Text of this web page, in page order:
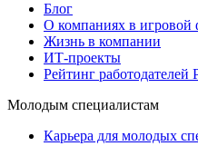
Блог
О компаниях в игровой
Жизнь в компании
ИТ-проекты
Рейтинг работодателей
Молодым специалистам
Карьера для молодых